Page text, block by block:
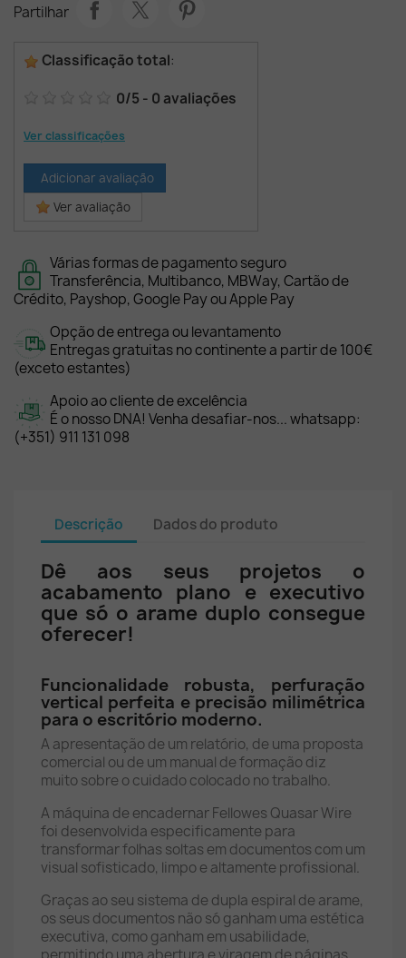
Partilhar
Classificação total:
0/5 - 0 avaliações
Ver classificações
Adicionar avaliação
Ver avaliação
Várias formas de pagamento seguro
Transferência, Multibanco, MBWay, Cartão de
Crédito, Payshop, Google Pay ou Apple Pay
Opção de entrega ou levantamento
Entregas gratuitas no continente a partir de 100€
(exceto estantes)
Apoio ao cliente de excelência
É o nosso DNA! Venha desafiar-nos... whatsapp:
(+351) 911 131 098
Descrição Dados do produto
Dê aos seus projetos o
acabamento plano e executivo
que só o arame duplo consegue
oferecer!
Funcionalidade robusta, perfuração
vertical perfeita e precisão milimétrica
para o escritório moderno.
A apresentação de um relatório, de uma proposta
comercial ou de um manual de formação diz
muito sobre o cuidado colocado no trabalho.
A máquina de encadernar Fellowes Quasar Wire
foi desenvolvida especificamente para
transformar folhas soltas em documentos com um
visual sofisticado, limpo e altamente profissional.
Graças ao seu sistema de dupla espiral de arame,
os seus documentos não só ganham uma estética
executiva, como ganham em usabilidade,